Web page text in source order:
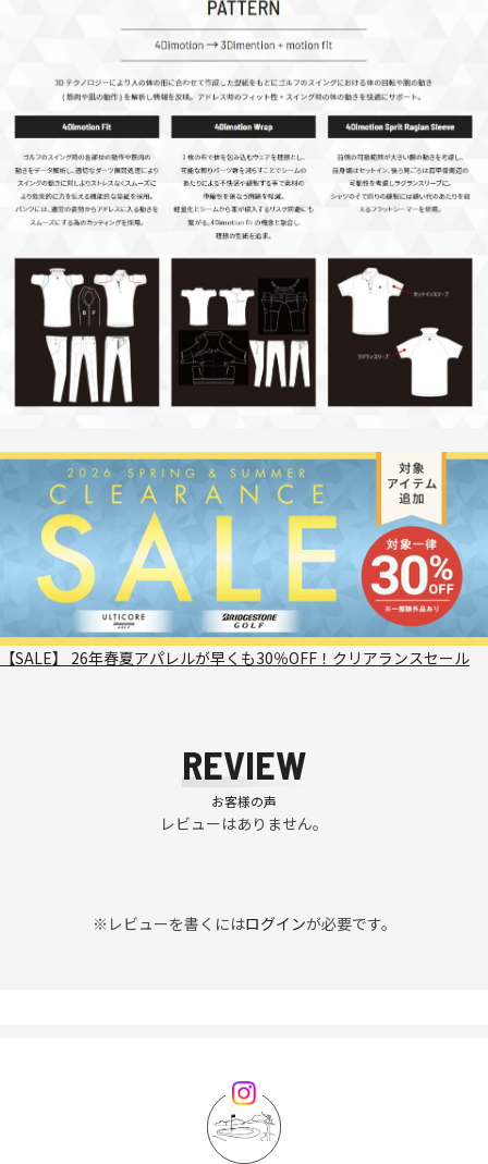
【SALE】 26年春夏アパレルが早くも30％OFF！クリアランスセール
REVIEW
お客様の声
レビューはありません。
※レビューを書くにはログインが必要です。